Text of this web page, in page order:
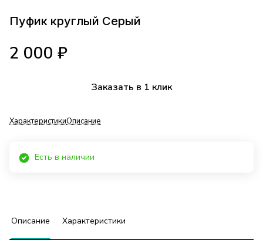
Пуфик круглый Серый
2 000 ₽
Заказать в 1 клик
ХарактеристикиОписание
Есть в наличии
Описание Характеристики